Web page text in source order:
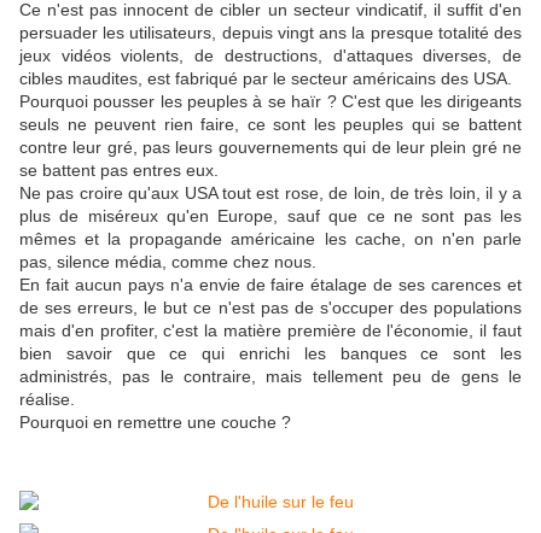
Ce n'est pas innocent de cibler un secteur vindicatif, il suffit d'en
persuader les utilisateurs, depuis vingt ans la presque totalité des
jeux vidéos violents, de destructions, d'attaques diverses, de
cibles maudites, est fabriqué par le secteur américains des USA.
Pourquoi pousser les peuples à se haïr ? C'est que les dirigeants
seuls ne peuvent rien faire, ce sont les peuples qui se battent
contre leur gré, pas leurs gouvernements qui de leur plein gré ne
se battent pas entres eux.
Ne pas croire qu'aux USA tout est rose, de loin, de très loin, il y a
plus de miséreux qu'en Europe, sauf que ce ne sont pas les
mêmes et la propagande américaine les cache, on n'en parle
pas, silence média, comme chez nous.
En fait aucun pays n'a envie de faire étalage de ses carences et
de ses erreurs, le but ce n'est pas de s'occuper des populations
mais d'en profiter, c'est la matière première de l'économie, il faut
bien savoir que ce qui enrichi les banques ce sont les
administrés, pas le contraire, mais tellement peu de gens le
réalise.
Pourquoi en remettre une couche ?